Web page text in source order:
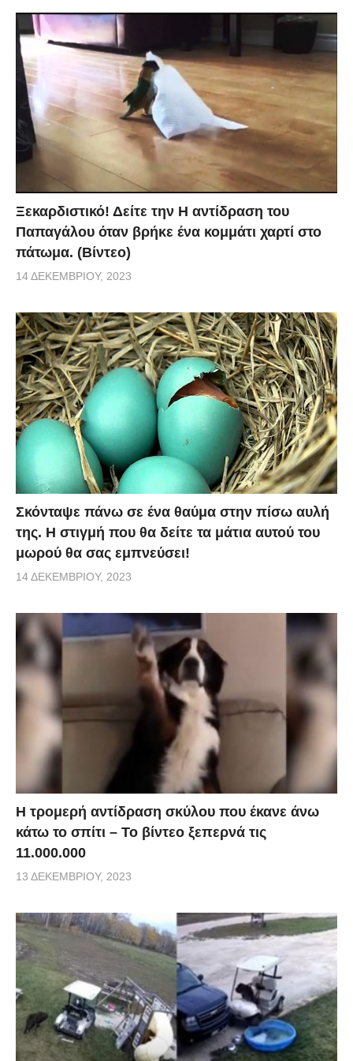
Ξεκαρδιστικό! Δείτε την Η αντίδραση του
Παπαγάλου όταν βρήκε ένα κομμάτι χαρτί στο
πάτωμα. (Βίντεο)
14 ΔΕΚΕΜΒΡΊΟΥ, 2023
Σκόνταψε πάνω σε ένα θαύμα στην πίσω αυλή
της. Η στιγμή που θα δείτε τα μάτια αυτού του
μωρού θα σας εμπνεύσει!
14 ΔΕΚΕΜΒΡΊΟΥ, 2023
Η τρομερή αντίδραση σκύλου που έκανε άνω
κάτω το σπίτι – Το βίντεο ξεπερνά τις
11.000.000
13 ΔΕΚΕΜΒΡΊΟΥ, 2023